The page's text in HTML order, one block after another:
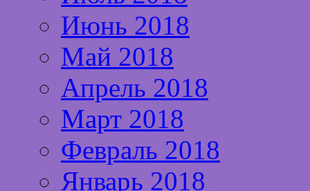
Июнь 2018
Май 2018
Апрель 2018
Март 2018
Февраль 2018
Январь 2018